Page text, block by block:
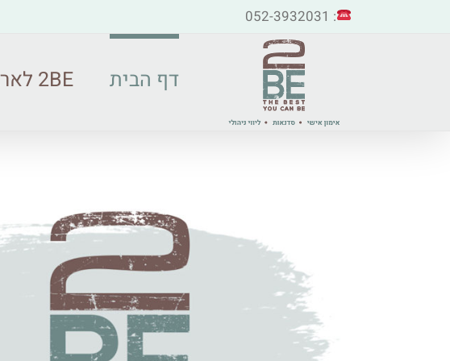
: 052-3932031
דף הבית 2BE לארגונים